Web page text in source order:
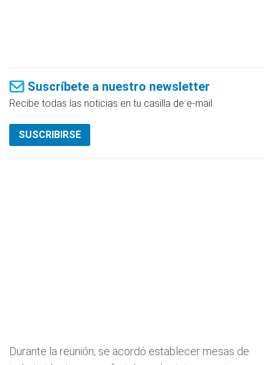
Suscríbete a nuestro newsletter
Recibe todas las noticias en tu casilla de e-mail.
SUSCRIBIRSE
Durante la reunión, se acordó establecer mesas de